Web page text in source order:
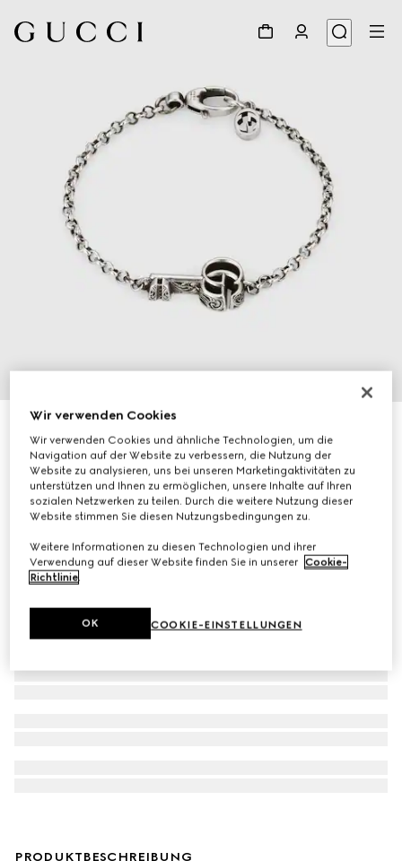
GG Marmont Armband mit Schlüssel-Anhänger
CHF 360
PRODUKTBESCHREIBUNG
Wir verwenden Cookies
Wir verwenden Cookies und ähnliche Technologien, um die
Navigation auf der Website zu verbessern, die Nutzung der
Website zu analysieren, uns bei unseren Marketingaktivitäten zu
unterstützen und Ihnen zu ermöglichen, unsere Inhalte auf Ihren
sozialen Netzwerken zu teilen. Durch die weitere Nutzung dieser
Website stimmen Sie diesen Nutzungsbedingungen zu.
Weitere Informationen zu diesen Technologien und ihrer
Verwendung auf dieser Website finden Sie in unserer Cookie-
Richtlinie.
COOKIE-EINSTELLUNGEN
OK